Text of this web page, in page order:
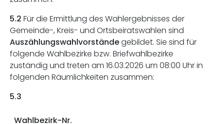
5.2 Für die Ermittlung des Wahlergebnisses der
Gemeinde-, Kreis- und Ortsbeiratswahlen sind
Auszählungswahlvorständegebildet. Sie sind für
folgende Wahlbezirke bzw. Briefwahlbezirke
zuständig und treten am 16.03.2026 um 08:00 Uhr in
folgenden Räumlichkeiten zusammen:
5.3
Wahlbezirk-Nr.